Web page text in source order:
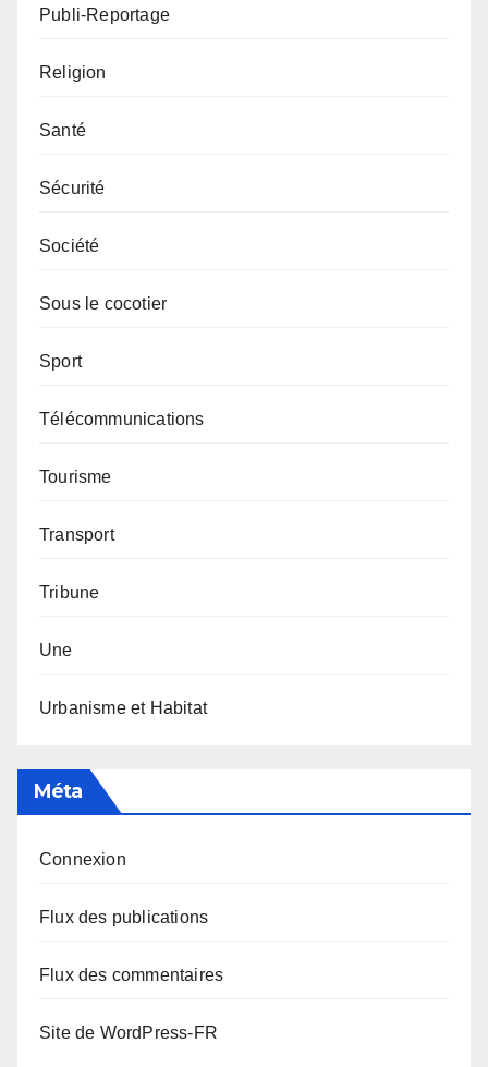
Publi-Reportage
Religion
Santé
Sécurité
Société
Sous le cocotier
Sport
Télécommunications
Tourisme
Transport
Tribune
Une
Urbanisme et Habitat
Méta
Connexion
Flux des publications
Flux des commentaires
Site de WordPress-FR